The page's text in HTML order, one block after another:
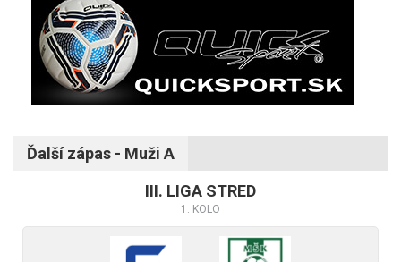
Ďalší zápas - Muži A
III. LIGA STRED
1. KOLO